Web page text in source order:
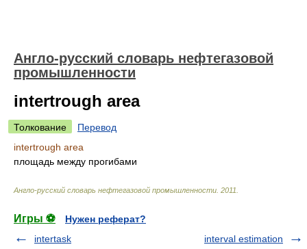
Англо-русский словарь нефтегазовой
промышленности
intertrough area
Толкование
Перевод
intertrough area
площадь между прогибами
Англо-русский словарь нефтегазовой промышленности 2011
Игры ⚽
Нужен реферат?
intertask
interval estimation